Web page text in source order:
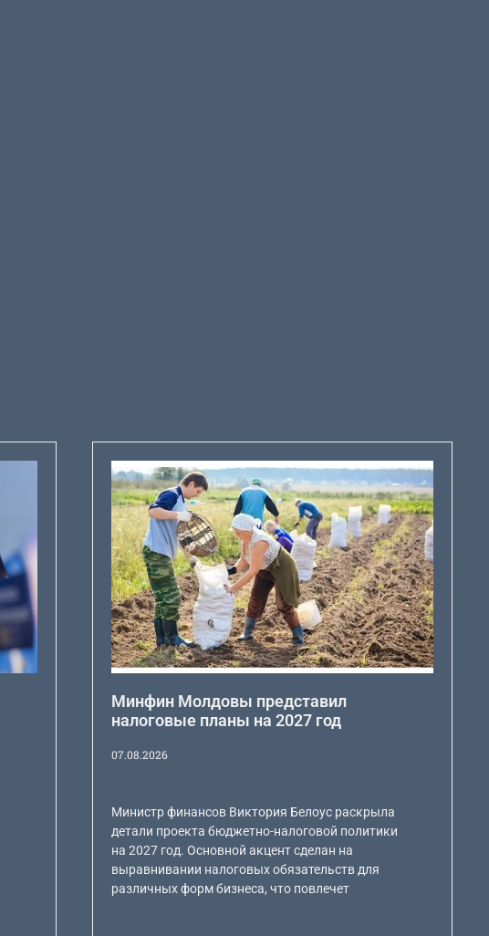
Минфин Молдовы представил
налоговые планы на 2027 год
07.08.2026
Министр финансов Виктория Белоус раскрыла
детали проекта бюджетно-налоговой политики
на 2027 год. Основной акцент сделан на
выравнивании налоговых обязательств для
различных форм бизнеса, что повлечет